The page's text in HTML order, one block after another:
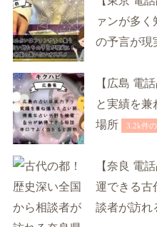
ァンが多く
の予言が現
【広島 電
と実績を兼
場所
3.2k件
【奈良 電
運できる古
談者が訪れ